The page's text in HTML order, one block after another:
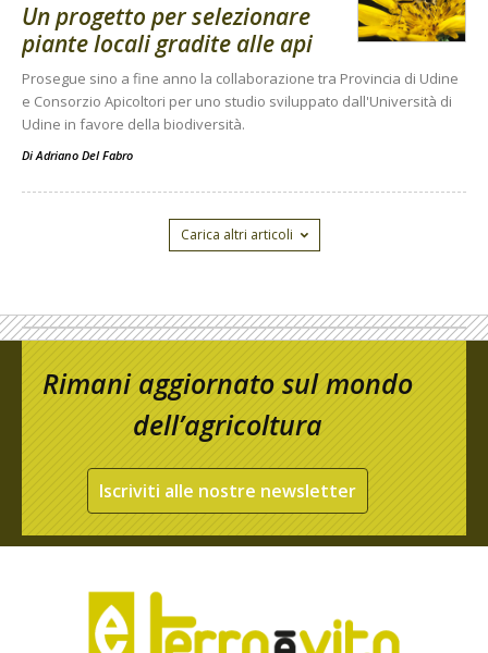
Un progetto per selezionare
piante locali gradite alle api
Prosegue sino a fine anno la collaborazione tra Provincia di Udine
e Consorzio Apicoltori per uno studio sviluppato dall'Università di
Udine in favore della biodiversità.
DiAdriano Del Fabro
Carica altri articoli
Rimani aggiornato sul mondo
dell’agricoltura
Iscriviti alle nostre newsletter